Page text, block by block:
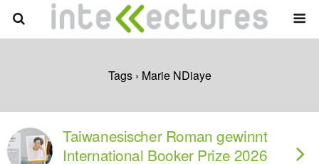
Tags › Marie NDiaye
Taiwanesischer Roman gewinnt
International Booker Prize 2026